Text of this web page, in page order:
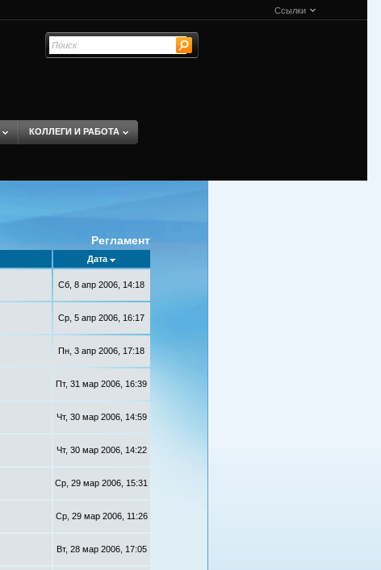
Ссылки
КОЛЛЕГИ И РАБОТА
Регламент
Дата
Сб, 8 апр 2006, 14:18
Ср, 5 апр 2006, 16:17
Пн, 3 апр 2006, 17:18
Пт, 31 мар 2006, 16:39
Чт, 30 мар 2006, 14:59
Чт, 30 мар 2006, 14:22
Ср, 29 мар 2006, 15:31
Ср, 29 мар 2006, 11:26
Вт, 28 мар 2006, 17:05